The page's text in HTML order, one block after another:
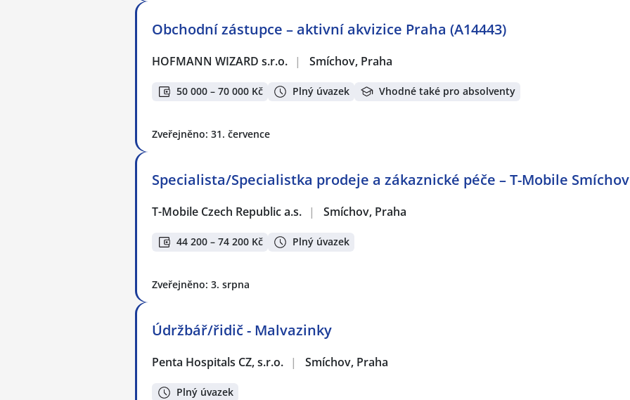
Obchodní zástupce – aktivní akvizice Praha (A14443)
HOFMANN WIZARD s.r.o. | Smíchov, Praha
50 000 – 70 000 Kč Plný úvazek Vhodné také pro absolventy
Zveřejněno: 31. července
Specialista/Specialistka prodeje a zákaznické péče – T-Mobile Smíchov
T-Mobile Czech Republic a.s. | Smíchov, Praha
44 200 – 74 200 Kč Plný úvazek
Zveřejněno: 3. srpna
Údržbář/řidič - Malvazinky
Penta Hospitals CZ, s.r.o. | Smíchov, Praha
Plný úvazek